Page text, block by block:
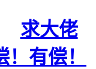
求大佬
有偿！